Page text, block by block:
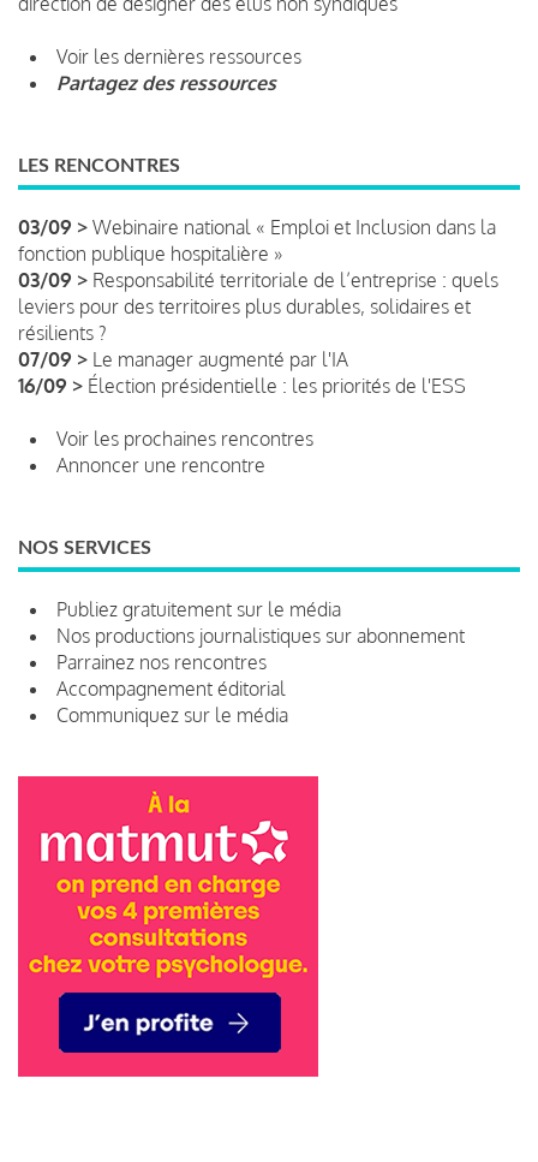
Voir les dernières ressources
Partagez des ressources
LES RENCONTRES
03/09 > Webinaire national « Emploi et Inclusion dans la
fonction publique hospitalière »
03/09 > Responsabilité territoriale de l’entreprise : quels
leviers pour des territoires plus durables, solidaires et
résilients ?
07/09 > Le manager augmenté par l'IA
16/09 > Élection présidentielle : les priorités de l'ESS
Voir les prochaines rencontres
Annoncer une rencontre
NOS SERVICES
Publiez gratuitement sur le média
Nos productions journalistiques sur abonnement
Parrainez nos rencontres
Accompagnement éditorial
Communiquez sur le média